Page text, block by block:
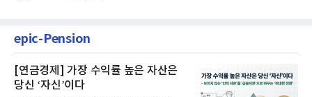
epic-Pension
[연금경제] 가장 수익률 높은 자산은
당신 ‘자신’이다